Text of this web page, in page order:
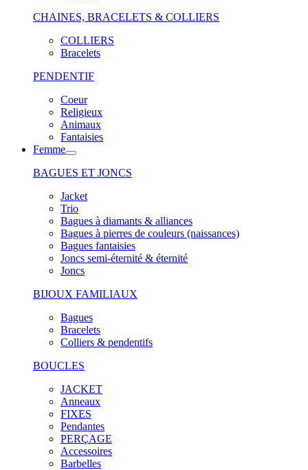
CHAINES, BRACELETS & COLLIERS
COLLIERS
Bracelets
PENDENTIF
Coeur
Religieux
Animaux
Fantaisies
Femme
BAGUES ET JONCS
Jacket
Trio
Bagues à diamants & alliances
Bagues à pierres de couleurs (naissances)
Bagues fantaisies
Joncs semi-éternité & éternité
Joncs
BIJOUX FAMILIAUX
Bagues
Bracelets
Colliers & pendentifs
BOUCLES
JACKET
Anneaux
FIXES
Pendantes
PERÇAGE
Accessoires
Barbelles